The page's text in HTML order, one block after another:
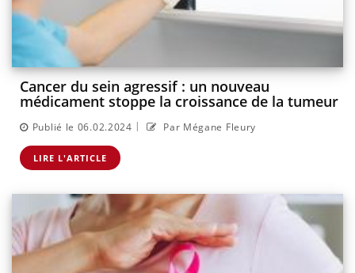
Cancer du sein agressif : un nouveau
médicament stoppe la croissance de la tumeur
Publié le 06.02.2024 | Par Mégane Fleury
LIRE L'ARTICLE